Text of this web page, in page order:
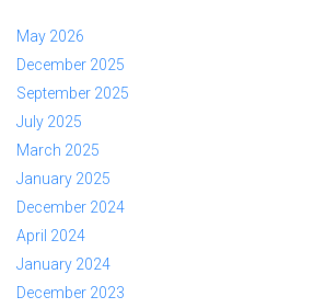
May 2026
December 2025
September 2025
July 2025
March 2025
January 2025
December 2024
April 2024
January 2024
December 2023